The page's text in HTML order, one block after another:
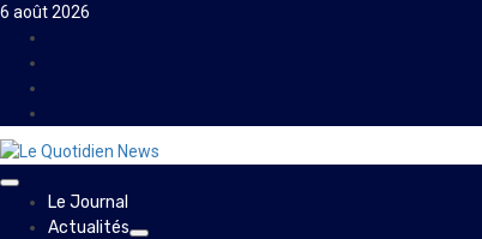
Skip
content
6 août 2026
PrimaryLe Journal
Actualités